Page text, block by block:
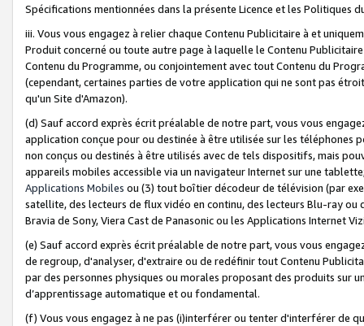
Spécifications mentionnées dans la présente Licence et les Politiques
iii. Vous vous engagez à relier chaque Contenu Publicitaire à et
Produit concerné ou toute autre page à laquelle le Contenu
Contenu du Programme, ou conjointement avec tout Contenu du
(cependant, certaines parties de votre application qui ne sont pas
qu'un Site d'Amazon).
(d) Sauf accord exprès écrit préalable de notre part, vous vous
application conçue pour ou destinée à être utilisée sur les téléphones
non conçus ou destinés à être utilisés avec de tels dispositifs, mais
appareils mobiles accessible via un navigateur Internet sur une
Applications Mobiles ou (3) tout boîtier décodeur de télévision (par
satellite, des lecteurs de flux vidéo en continu, des lecteurs Blu-ray
Bravia de Sony, Viera Cast de Panasonic ou les Applications Internet
(e) Sauf accord exprès écrit préalable de notre part, vous vous
de regroup, d'analyser, d'extraire ou de redéfinir tout Contenu
par des personnes physiques ou morales proposant des produits sur
d’apprentissage automatique et ou fondamental.
(f) Vous vous engagez à ne pas (i)interférer ou tenter d'interférer de